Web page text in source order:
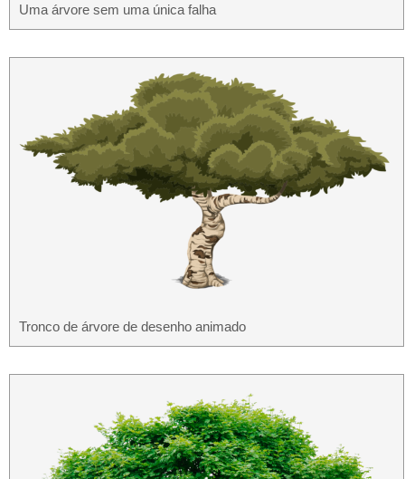
Uma árvore sem uma única falha
Tronco de árvore de desenho animado